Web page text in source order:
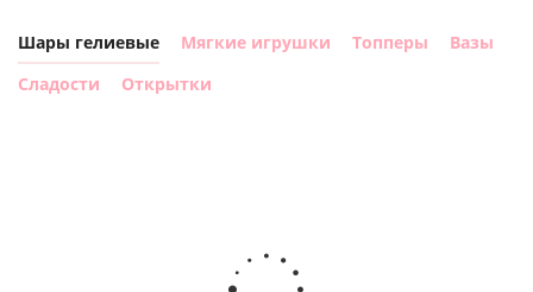
Шары гелиевые Мягкие игрушки Топперы
Вазы
Сладости
Открытки